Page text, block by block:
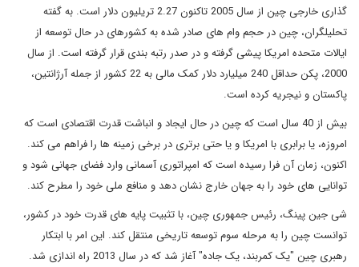
گذاری خارجی چین از سال 2005 تاکنون 2.27 تریلیون دلار است. به گفته
تحلیلگران، چین در حجم وام های صادر شده به کشورهای در حال توسعه از
ایالات متحده امریکا پیشی گرفته و در صدر رتبه بندی قرار گرفته است. از سال
2000، پکن حداقل 240 میلیارد دلار کمک مالی به 22 کشور از جمله آرژانتین،
پاکستان و نیجریه کرده است.
بیش از 40 سال است که چین در حال ایجاد و انباشت قدرت اقتصادی است که
امروزه، یا برابری با امریکا و یا حتی برتری در برخی زمینه ها را فراهم می کند.
اکنون، زمان آن فرا رسیده است که امپراتوری آسمانی وارد فضای جهانی شود و
توانایی های خود را به جهان خارج نشان دهد و منافع ملی خود را مطرح کند.
شی جین پینگ، رئیس جمهوری چین، با تثبیت پایه های قدرت خود در کشور،
توانست چین را به مرحله سوم توسعه تاریخی منتقل کند. این امر با ابتکار
رهبری چین "یک کمربند، یک جاده" آغاز شد که در سال 2013 راه اندازی شد.